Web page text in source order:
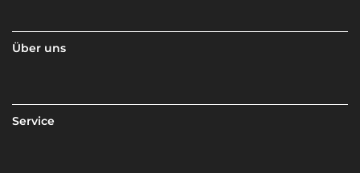
Über uns
Service